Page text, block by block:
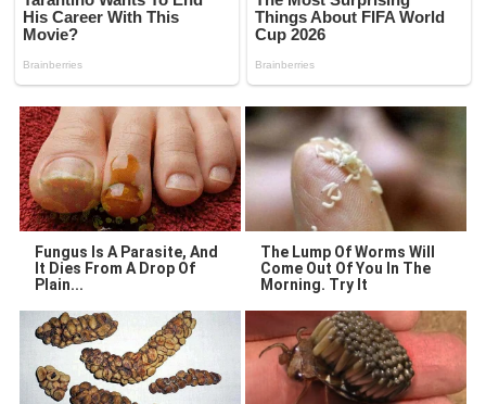
Fungus Is A Parasite, And
It Dies From A Drop Of
Plain...
The Lump Of Worms Will
Come Out Of You In The
Morning. Try It